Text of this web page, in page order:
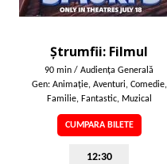
Ștrumfii: Filmul
90 min / Audienţa Generală
Gen: Animaţie, Aventuri, Comedie,
Familie, Fantastic, Muzical
CUMPARA BILETE
12:30